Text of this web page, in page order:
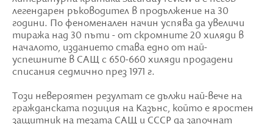
легендарен ръководител в продължение на 30
години. По феноменален начин успява да увеличи
тиража над 30 пъти - от скромните 20 хиляди в
началото, изданието става едно от най-
успешните в САЩ с 650-660 хиляди продадени
списания седмично през 1971 г.
Този невероятен резултат се дължи най-вече на
гражданската позиция на Казънс, който е яростен
защитник на тезата САЩ и СССР да започнат